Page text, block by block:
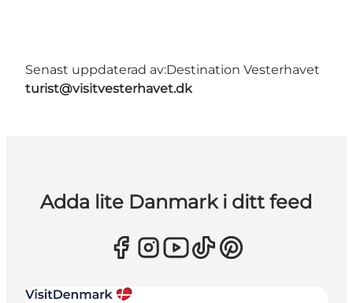
Senast uppdaterad av:Destination Vesterhavet
turist@visitvesterhavet.dk
Adda lite Danmark i ditt feed